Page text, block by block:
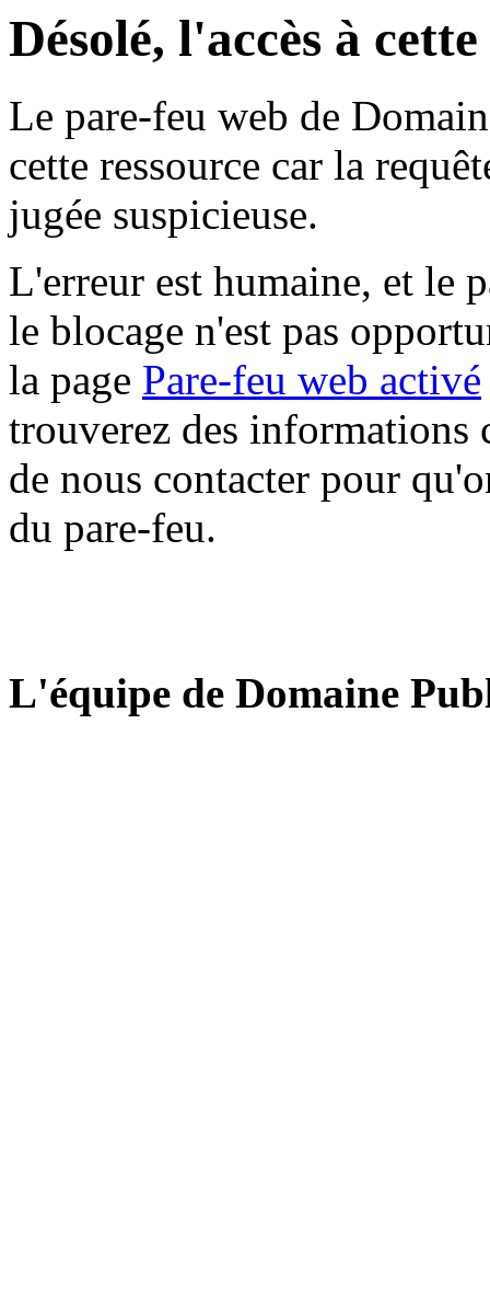
Désolé, l'accès à
Le pare-feu web de
cette ressource car la
jugée suspicieuse.
L'erreur est humaine, et le
le blocage n'est pas
la page Pare-feu web activé
trouverez des informations
de nous contacter pour
du pare-feu.
L'équipe de Domaine